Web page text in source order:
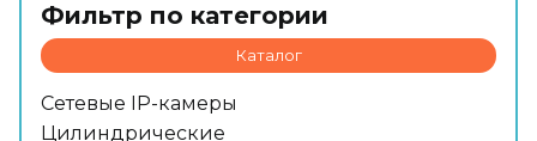
Фильтр по категории
Каталог
Сетевые IP-камеры
Цилиндрические